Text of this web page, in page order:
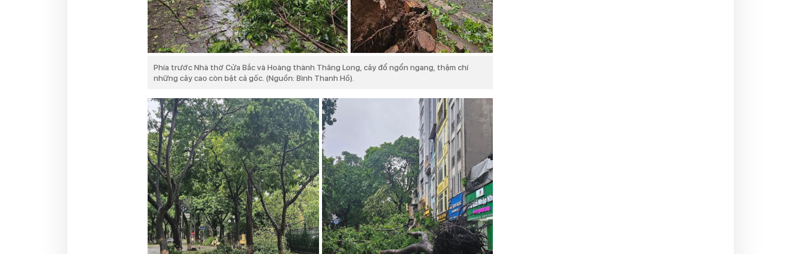
Phía trước Nhà thờ Cửa Bắc và Hoàng thành Thăng Long, cây đổ ngổn ngang, thậm chí
những cây cao còn bật cả gốc. (Nguồn: Bình Thanh Hồ).